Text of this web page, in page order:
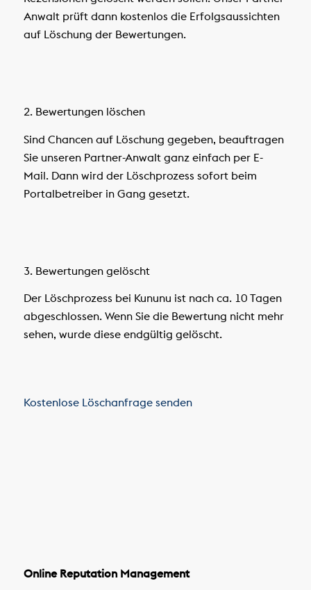
Anwalt prüft dann kostenlos die Erfolgsaussichten
auf Löschung der Bewertungen.
2. Bewertungen löschen
Sind Chancen auf Löschung gegeben, beauftragen
Sie unseren Partner-Anwalt ganz einfach per E-
Mail. Dann wird der Löschprozess sofort beim
Portalbetreiber in Gang gesetzt.
3. Bewertungen gelöscht
Der Löschprozess bei Kununu ist nach ca. 10 Tagen
abgeschlossen. Wenn Sie die Bewertung nicht mehr
sehen, wurde diese endgültig gelöscht.
Kostenlose Löschanfrage senden
Online Reputation Management